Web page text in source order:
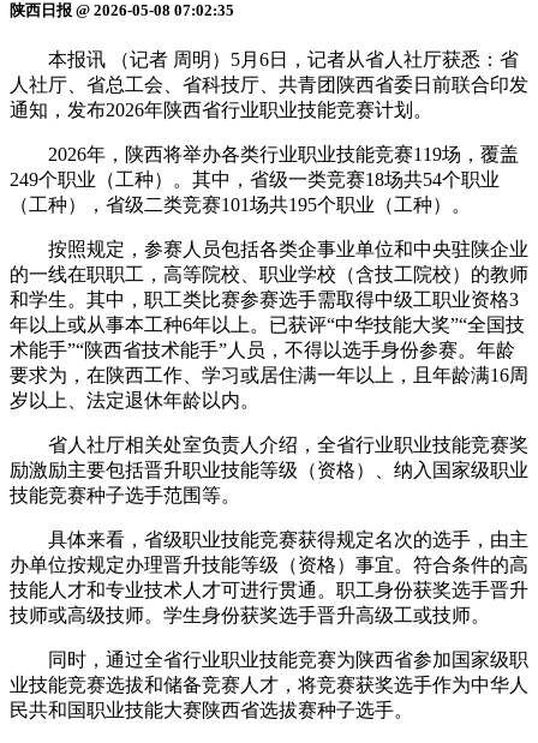
陕西日报 @ 2026-05-08 07:02:35
本报讯 （记者 周明）5月6日，记者从省人社厅获悉：省
人社厅、省总工会、省科技厅、共青团陕西省委日前联合印发
通知，发布2026年陕西省行业职业技能竞赛计划。
2026年，陕西将举办各类行业职业技能竞赛119场，覆盖
249个职业（工种）。其中，省级一类竞赛18场共54个职业
（工种），省级二类竞赛101场共195个职业（工种）。
按照规定，参赛人员包括各类企事业单位和中央驻陕企业
的一线在职职工，高等院校、职业学校（含技工院校）的教师
和学生。其中，职工类比赛参赛选手需取得中级工职业资格3
年以上或从事本工种6年以上。已获评“中华技能大奖”“全国技
术能手”“陕西省技术能手”人员，不得以选手身份参赛。年龄
要求为，在陕西工作、学习或居住满一年以上，且年龄满16周
岁以上、法定退休年龄以内。
省人社厅相关处室负责人介绍，全省行业职业技能竞赛奖
励激励主要包括晋升职业技能等级（资格）、纳入国家级职业
技能竞赛种子选手范围等。
具体来看，省级职业技能竞赛获得规定名次的选手，由主
办单位按规定办理晋升技能等级（资格）事宜。符合条件的高
技能人才和专业技术人才可进行贯通。职工身份获奖选手晋升
技师或高级技师。学生身份获奖选手晋升高级工或技师。
同时，通过全省行业职业技能竞赛为陕西省参加国家级职
业技能竞赛选拔和储备竞赛人才，将竞赛获奖选手作为中华人
民共和国职业技能大赛陕西省选拔赛种子选手。